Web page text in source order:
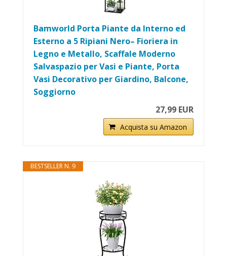
Bamworld Porta Piante da Interno ed
Esterno a 5 Ripiani Nero– Fioriera in
Legno e Metallo, Scaffale Moderno
Salvaspazio per Vasi e Piante, Porta
Vasi Decorativo per Giardino, Balcone,
Soggiorno
27,99 EUR
Acquista su Amazon
BESTSELLER N. 9